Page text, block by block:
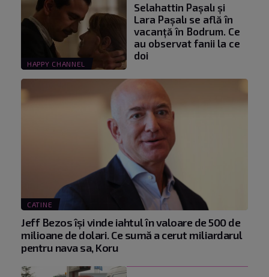
HAPPY CHANNEL
Selahattin Paşalı și
Lara Paşalı se află în
vacanță în Bodrum. Ce
au observat fanii la ce
doi
CATINE
Jeff Bezos își vinde iahtul în valoare de 500 de
milioane de dolari. Ce sumă a cerut miliardarul
pentru nava sa, Koru